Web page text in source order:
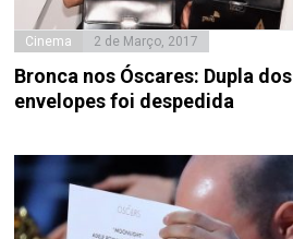
Cinema 2 de Março, 2017
Bronca nos Óscares: Dupla dos
envelopes foi despedida